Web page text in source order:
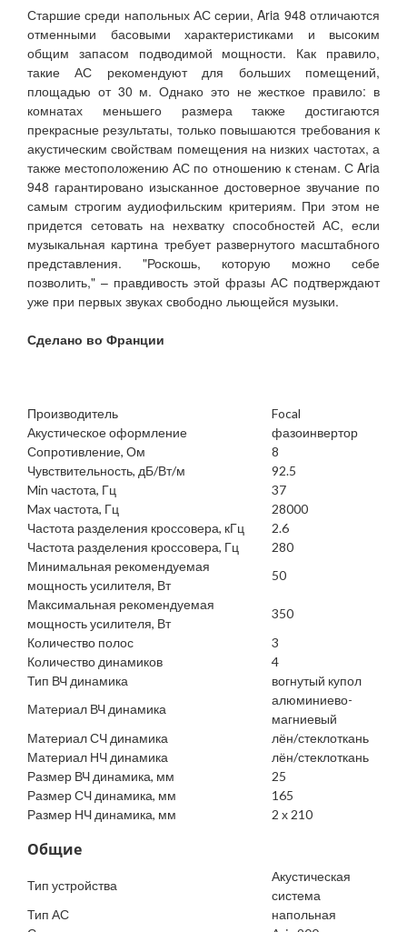
Старшие среди напольных АС серии, Aria 948 отличаются
отменными басовыми характеристиками и высоким
общим запасом подводимой мощности. Как правило,
такие АС рекомендуют для больших помещений,
площадью от 30 м. Однако это не жесткое правило: в
комнатах меньшего размера также достигаются
прекрасные результаты, только повышаются требования к
акустическим свойствам помещения на низких частотах, а
также местоположению АС по отношению к стенам. С Aria
948 гарантировано изысканное достоверное звучание по
самым строгим аудиофильским критериям. При этом не
придется сетовать на нехватку способностей АС, если
музыкальная картина требует развернутого масштабного
представления. "Роскошь, которую можно себе
позволить," – правдивость этой фразы АС подтверждают
уже при первых звуках свободно льющейся музыки.
Сделано во Франции
Производитель
Focal
Акустическое оформление
фазоинвертор
Сопротивление, Ом
8
Чувствительность, дБ/Вт/м
92.5
Min частота, Гц
37
Max частота, Гц
28000
Частота разделения кроссовера, кГц
2.6
Частота разделения кроссовера, Гц
280
Минимальная рекомендуемая
мощность усилителя, Вт
50
Максимальная рекомендуемая
мощность усилителя, Вт
350
Количество полос
3
Количество динамиков
4
Тип ВЧ динамика
вогнутый купол
Материал ВЧ динамика
алюминиево-
магниевый
Материал СЧ динамика
лён/стеклоткань
Материал НЧ динамика
лён/стеклоткань
Размер ВЧ динамика, мм
25
Размер СЧ динамика, мм
165
Размер НЧ динамика, мм
2 х 210
Общие
Тип устройства
Акустическая
система
Тип АС
напольная